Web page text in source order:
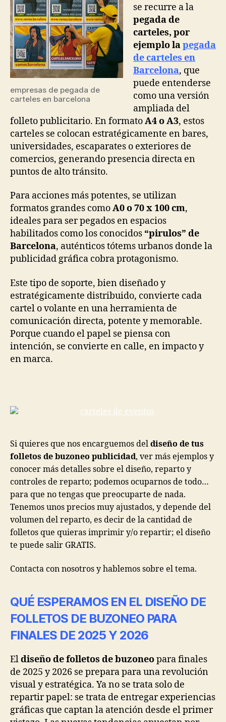
empresas de pegada de
carteles en barcelona
se recurre a la
pegada de
carteles, por
ejemplo lapegada
de carteles en
Barcelona, que
puede entenderse
como una versión
ampliada del
folleto publicitario. En formatoA4 o A3, estos
carteles se colocan estratégicamente en bares,
universidades, escaparates o exteriores de
comercios, generando presencia directa en
puntos de alto tránsito.
Para acciones más potentes, se utilizan
formatos grandes comoA0 o 70 x 100 cm,
ideales para ser pegados en espacios
habilitados como los conocidos “pirulos” de
Barcelona, auténticos tótems urbanos donde la
publicidad gráfica cobra protagonismo.
Este tipo de soporte, bien diseñado y
estratégicamente distribuido, convierte cada
cartel o volante en una herramienta de
comunicación directa, potente y memorable.
Porque cuando el papel se piensa con
intención, se convierte en calle, en impacto y
en marca.
Si quieres que nos encarguemos del diseño de tus
folletos de buzoneo publicidad, ver más ejemplos y
conocer más detalles sobre el diseño, reparto y
controles de reparto; podemos ocuparnos de todo…
para que no tengas que preocuparte de nada.
Tenemos unos precios muy ajustados, y depende del
volumen del reparto, es decir de la cantidad de
folletos que quieras imprimir y/o repartir; el diseño
te puede salir GRATIS.
Contacta con nosotros y hablemos sobre el tema.
QUÉ ESPERAMOS EN EL DISEÑO DE
FOLLETOS DE BUZONEOPARA
FINALES DE 2025 Y 2026
Eldiseño de folletos de buzoneopara finales
de 2025 y 2026 se prepara para una revolución
visual y estratégica. Ya no se trata solo de
repartir papel: se trata de entregar experiencias
gráficas que captan la atención desde el primer